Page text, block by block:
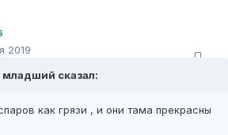
2019
младший сказал:
как грязи , и они тама прекрасны